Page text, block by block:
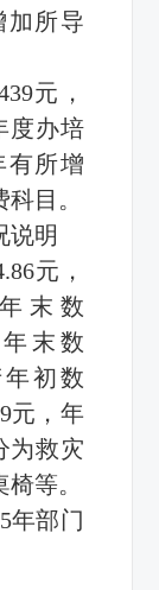
加所导
元，
度办培
有所增
目。
说明
元，
末数
年末数
年初数
元，年
为救灾
等。
年部门